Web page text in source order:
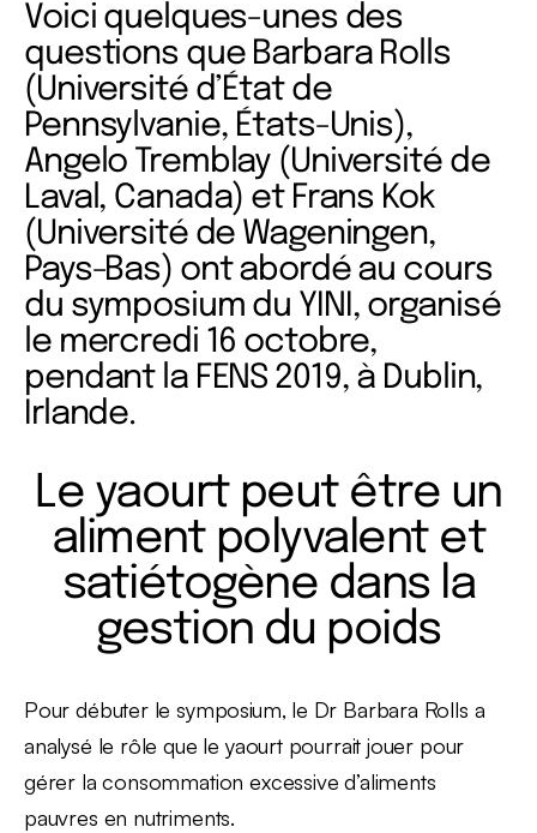
Voici quelques-unes des
questions que Barbara Rolls
(Université d’État de
Pennsylvanie, États-Unis),
Angelo Tremblay (Université de
Laval, Canada) et Frans Kok
(Université de Wageningen,
Pays-Bas) ont abordé au cours
du symposium du YINI, organisé
le mercredi 16 octobre,
pendant la FENS 2019, à Dublin,
Irlande.
Le yaourt peut être un
aliment polyvalent et
satiétogène dans la
gestion du poids
Pour débuter le symposium, le Dr Barbara Rolls a
analysé le rôle que le yaourt pourrait jouer pour
gérer la consommation excessive d’aliments
pauvres en nutriments.